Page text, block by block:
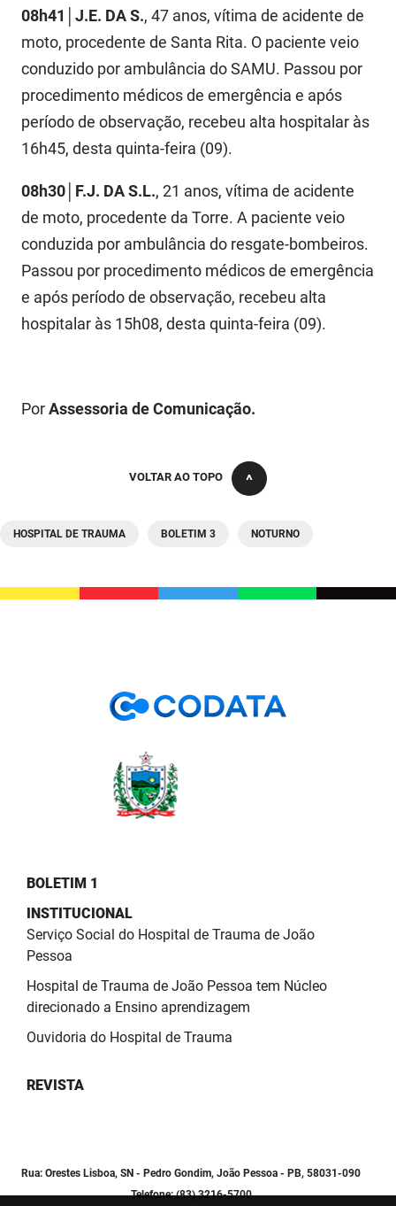
PB Saúde
PBTUR
PBPREV
Projeto Cooperar
PROCASE
Polícia Militar
SUDEMA
08h41 J.E. DA S., 47 anos, vítima de acidente de
moto, procedente de Santa Rita. O paciente veio
conduzido por ambulância do SAMU. Passou por
procedimento médicos de emergência e após
período de observação, recebeu alta hospitalar às
16h45, desta quinta-feira (09).
08h30 F.J. DA S.L., 21 anos, vítima de acidente
de moto, procedente da Torre. A paciente veio
conduzida por ambulância do resgate-bombeiros.
Passou por procedimento médicos de emergência
e após período de observação, recebeu alta
hospitalar às 15h08, desta quinta-feira (09).
PorAssessoria de Comunicação.
VOLTAR AO TOPO
HOSPITAL DE TRAUMA BOLETIM 3 NOTURNO
BOLETIM 1
INSTITUCIONAL
Serviço Social do Hospital de Trauma de João
Pessoa
Hospital de Trauma de João Pessoa tem Núcleo
direcionado a Ensino aprendizagem
Ouvidoria do Hospital de Trauma
REVISTA
Rua: Orestes Lisboa, SN - Pedro Gondim, João Pessoa - PB, 58031-090
Telefone: (83) 3216-5700